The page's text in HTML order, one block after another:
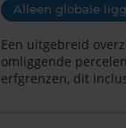
Alleen globale
Een uitgebreid
omliggende
erfgrenzen, dit